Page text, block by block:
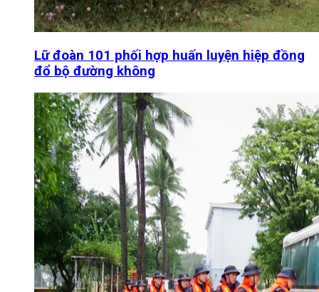
Lữ đoàn 101 phối hợp huấn luyện hiệp đồng
đổ bộ đường không